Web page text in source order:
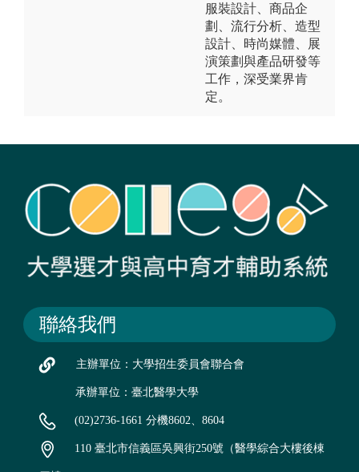
服裝設計、商品企
劃、流行分析、造型
設計、時尚媒體、展
演策劃與產品研發等
工作，深受業界肯
定。
聯絡我們
主辦單位：大學招生委員會聯合會
承辦單位：臺北醫學大學
(02)2736-1661 分機8602、8604
110 臺北市信義區吳興街250號（醫學綜合大樓後棟